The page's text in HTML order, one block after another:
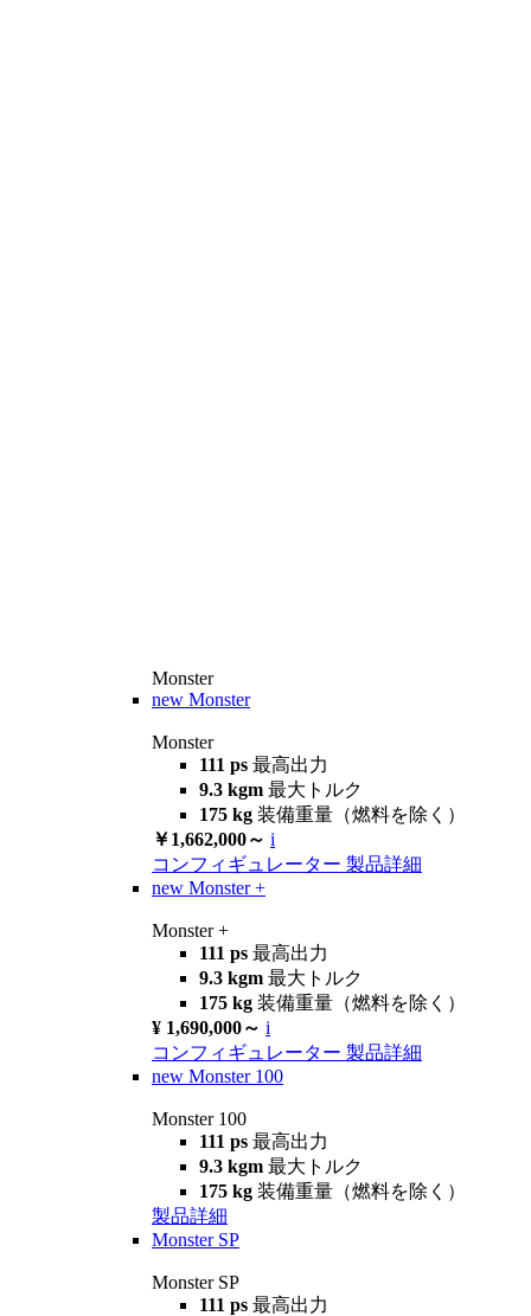
Monster
new Monster
Monster
111 ps 最高出力
9.3 kgm 最大トルク
175 kg 装備重量（燃料を除く）
￥1,662,000～ i
コンフィギュレーター 製品詳細
new Monster +
Monster +
111 ps 最高出力
9.3 kgm 最大トルク
175 kg 装備重量（燃料を除く）
¥ 1,690,000～ i
コンフィギュレーター 製品詳細
new Monster 100
Monster 100
111 ps 最高出力
9.3 kgm 最大トルク
175 kg 装備重量（燃料を除く）
製品詳細
Monster SP
Monster SP
111 ps 最高出力